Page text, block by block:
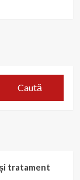
Caută
tratament